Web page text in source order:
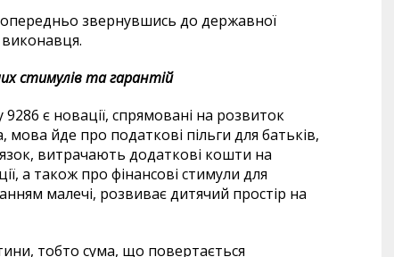
звернувшись до державної
стимулів та гарантій
є новації, спрямовані на розвиток
мова йде про податкові пільги для батьків,
витрачають додаткові кошти на
а також про фінансові стимули для
малечі, розвиває дитячий простір на
тобто сума, що повертається